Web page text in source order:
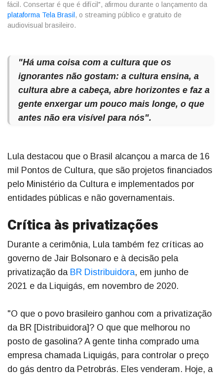
fácil. Consertar é que é difícil", afirmou durante o lançamento da
plataforma Tela Brasil , o streaming público e gratuito de
audiovisual brasileiro.
"Há uma coisa com a cultura que os
ignorantes não gostam: a cultura ensina, a
cultura abre a cabeça, abre horizontes e faz a
gente enxergar um pouco mais longe, o que
antes não era visível para nós".
Lula destacou que o Brasil alcançou a marca de 16
mil Pontos de Cultura, que são projetos financiados
pelo Ministério da Cultura e implementados por
entidades públicas e não governamentais.
Crítica às privatizações
Durante a cerimônia, Lula também fez críticas ao
governo de Jair Bolsonaro e à decisão pela
privatização da BR Distribuidora, em junho de
2021 e da Liquigás, em novembro de 2020.
"O que o povo brasileiro ganhou com a privatização
da BR [Distribuidora]? O que que melhorou no
posto de gasolina? A gente tinha comprado uma
empresa chamada Liquigás, para controlar o preço
do gás dentro da Petrobrás. Eles venderam. Hoje, a